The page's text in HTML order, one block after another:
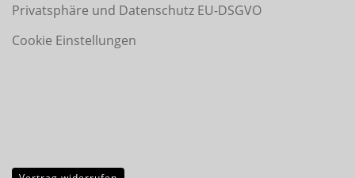
Privatsphäre und Datenschutz EU-DSGVO
Cookie Einstellungen